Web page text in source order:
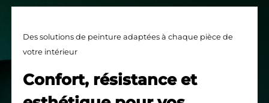
Des solutions de peinture adaptées à chaque pièce de
votre intérieur
Confort, résistance et